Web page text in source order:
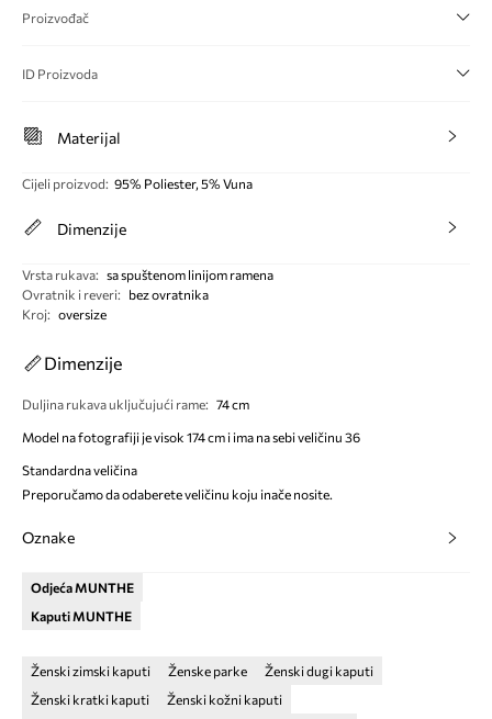
Proizvođač
ID Proizvoda
Materijal
Cijeli proizvod: 95% Poliester, 5% Vuna
Dimenzije
Vrsta rukava: sa spuštenom linijom ramena
Ovratnik i reveri:
bez ovratnika
Kroj: oversize
Dimenzije
Duljina rukava uključujući rame: 74 cm
Model na fotografiji je visok 174 cm i ima na sebi veličinu 36
Standardna veličina
Preporučamo da odaberete veličinu koju inače nosite.
Oznake
Odjeća MUNTHE
Kaputi MUNTHE
Ženski zimski kaputi Ženske parke
Ženski dugi kaputi
Ženski kratki kaputi
Ženski kožni kaputi